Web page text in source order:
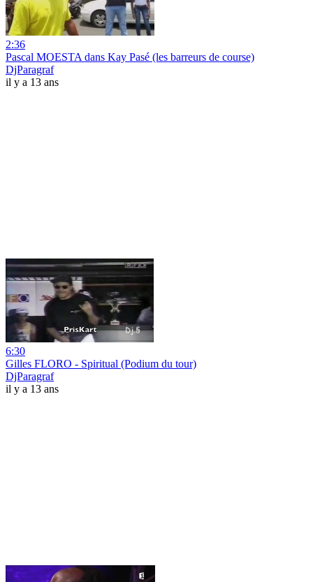
2:36
Pascal MOESTA dans Kay Pasé (les barreurs de course)
DjParagraf
il y a 13 ans
6:30
Gilles FLORO - Spiritual (Podium du tour)
DjParagraf
il y a 13 ans